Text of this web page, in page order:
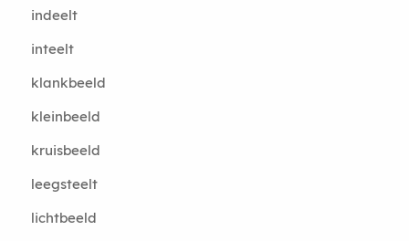
indeelt
inteelt
klankbeeld
kleinbeeld
kruisbeeld
leegsteelt
lichtbeeld